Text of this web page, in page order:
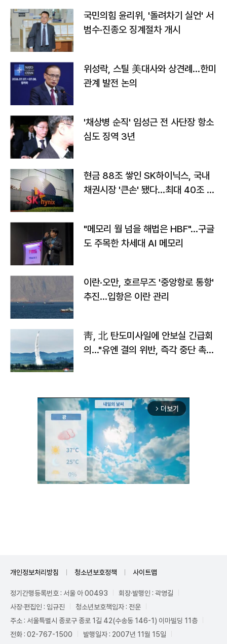
국민의힘 윤리위, '돌려차기 실언' 서
범수·진종오 징계절차 개시
위성락, 스틸 美대사와 상견례…한미
관계 발전 논의
'채상병 순직' 임성근 전 사단장 항소
심도 징역 3년
현금 88조 쌓인 SK하이닉스, 국내
채권시장 '큰손' 됐다…최대 40조 투
"메모리 월 넘을 해법은 HBF"…구글
도 주목한 차세대 AI 메모리
이란·오만, 호르무즈 '중앙항로 통항'
추진…입항은 이란 관리
靑, 北 탄도미사일에 안보실 긴급회
의…"유엔 결의 위반, 즉각 중단 촉
arrow_forward_ios 더보기
개인정보처리방침 청소년보호정책 사이트맵
정기간행등록번호 : 서울 아 00493
회장·발행인 : 곽영길
사장·편집인 : 임규진
청소년보호책임자 : 전운
주소 : 서울특별시 종로구 종로 1길 42(수송동 146-1) 이마빌딩 11층
전화 : 02-767-1500
발행일자 : 2007년 11월 15일